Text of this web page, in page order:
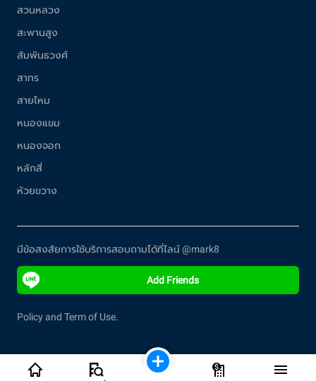
สวนหลวง
สะพานสูง
สัมพันธวงศ์
สาทร
สายไหม
หนองแขม
หนองจอก
หลักสี่
ห้วยขวาง
Policy and Term of Use.
มีข้อสงสัยการใช้บริการสอบถามได้ที่ไลน์ @mark8
Add Friends
Copyright © 2017–2020 mark8™.All rights reserved.